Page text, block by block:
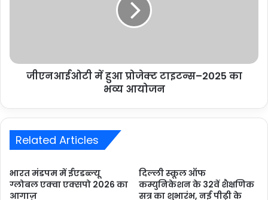
जीएनआईओटी में हुआ प्रोजेक्ट टाइटन्स–2025 का
भव्य आयोजन
Related Articles
भारत मंडपम में ईएडब्ल्यू
ग्लोबल एक्वा एक्सपो 2026 का
आगाज़
दिल्ली स्कूल ऑफ
कम्युनिकेशन के 32वें शैक्षणिक
सत्र का शुभारंभ, नई पीढ़ी के